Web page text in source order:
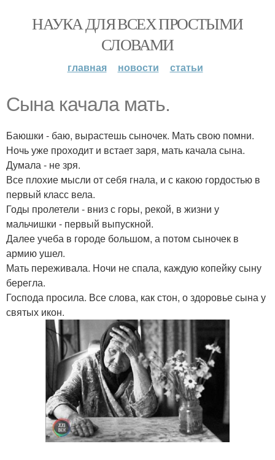
НАУКА ДЛЯ ВСЕХ ПРОСТЫМИ
СЛОВАМИ
главная новости статьи
Сына качала мать.
Баюшки - баю, вырастешь сыночек. Мать свою помни.
Ночь уже проходит и встает заря, мать качала сына.
Думала - не зря.
Все плохие мысли от себя гнала, и с какою гордостью в
первый класс вела.
Годы пролетели - вниз с горы, рекой, в жизни у
мальчишки - первый выпускной.
Далее учеба в городе большом, а потом сыночек в
армию ушел.
Мать переживала. Ночи не спала, каждую копейку сыну
берегла.
Господа просила. Все слова, как стон, о здоровье сына у
святых икон.